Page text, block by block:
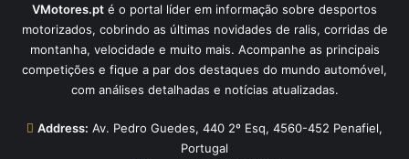
VMotores.pt é o portal líder em informação sobre desportos
motorizados, cobrindo as últimas novidades de ralis, corridas de
montanha, velocidade e muito mais. Acompanhe as principais
competições e fique a par dos destaques do mundo automóvel,
com análises detalhadas e notícias atualizadas.
Address: Av. Pedro Guedes, 440 2º Esq, 4560-452 Penafiel,
Portugal